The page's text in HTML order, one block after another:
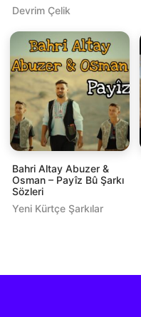
Devrim Çelik
Bahri Altay Abuzer &
Osman – Payîz Bû Şarkı
Sözleri
Yeni Kürtçe Şarkılar